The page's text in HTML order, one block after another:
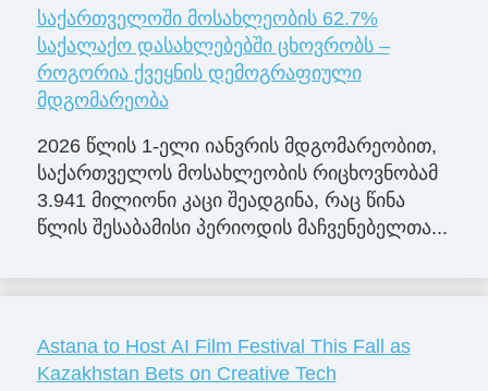
საქართველოში მოსახლეობის 62.7%
საქალაქო დასახლებებში ცხოვრობს –
როგორია ქვეყნის დემოგრაფიული
მდგომარეობა
2026 წლის 1-ელი იანვრის მდგომარეობით,
საქართველოს მოსახლეობის რიცხოვნობამ
3.941 მილიონი კაცი შეადგინა, რაც წინა
წლის შესაბამისი პერიოდის მაჩვენებელთა...
Astana to Host AI Film Festival This Fall as
Kazakhstan Bets on Creative Tech